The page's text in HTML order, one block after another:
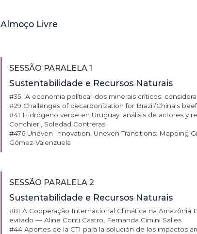
Almoço Livre
SESSÃO PARALELA 1
Sustentabilidade e Recursos Naturais
#35 "A economia política" dos minerais críticos:
#29 Challenges of decarbonization for Brazil/China's
#41 Hidrógeno verde en Uruguay: análisis de actores y
Conchieri, Soledad Contreras
#476 Uneven Innovation, Uneven Transitions: Mapping
Gómez-Valenzuela
SESSÃO PARALELA 2
Sustentabilidade e Recursos Naturais
#81 A Cooperação Internacional Climática na
evitado — Aline Conti Castro, Fernanda Cimini Salles
#44 Aportes de la CTI para la solución de los impactos